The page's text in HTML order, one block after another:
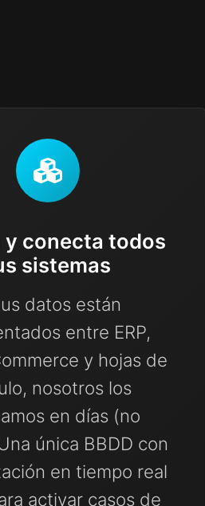
y conecta todos
sistemas
datos están
entre ERP,
y hojas de
nosotros los
en días (no
única BBDD con
en tiempo real
activar casos de